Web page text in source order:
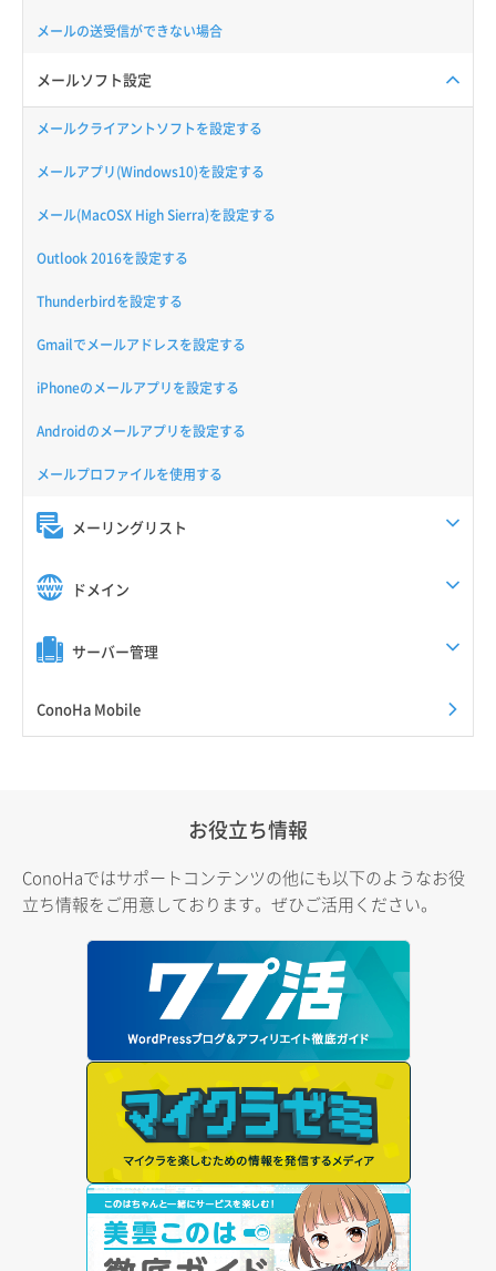
メールの送受信ができない場合
メールソフト設定
メールクライアントソフトを設定する
メールアプリ(Windows10)を設定する
メール(MacOSX High Sierra)を設定する
Outlook 2016を設定する
Thunderbirdを設定する
Gmailでメールアドレスを設定する
iPhoneのメールアプリを設定する
Androidのメールアプリを設定する
メールプロファイルを使用する
メーリングリスト
ドメイン
サーバー管理
ConoHa Mobile
お役立ち情報
ConoHaではサポートコンテンツの他にも以下のようなお役
立ち情報をご用意しております。ぜひご活用ください。